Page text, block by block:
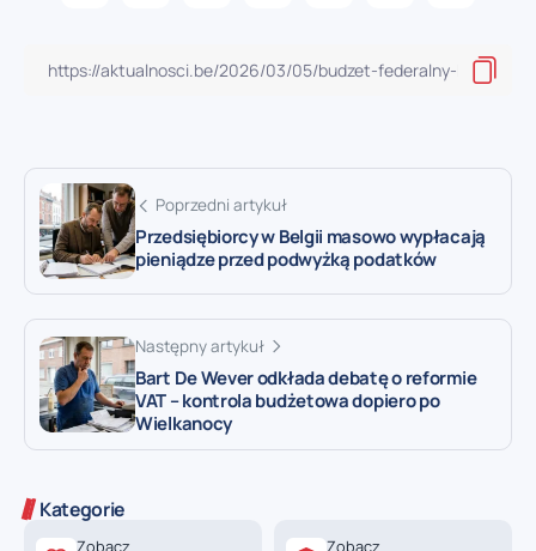
Poprzedni artykuł
Przedsiębiorcy w Belgii masowo wypłacają
pieniądze przed podwyżką podatków
Następny artykuł
Bart De Wever odkłada debatę o reformie
VAT – kontrola budżetowa dopiero po
Wielkanocy
Kategorie
Zobacz Zobacz